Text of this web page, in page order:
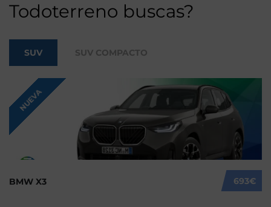
Todoterreno buscas?
SUV SUV COMPACTO
NUEVA
693€
BMW X3